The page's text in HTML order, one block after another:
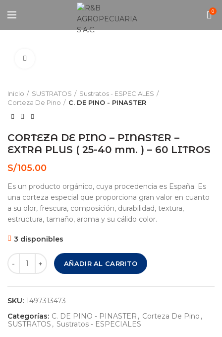
0
Inicio SUSTRATOS
Sustratos - ESPECIALES
Corteza De Pino
C. DE PINO - PINASTER
CORTEZA DE PINO – PINASTER –
EXTRA PLUS ( 25-40 mm. ) – 60 LITROS
S/105.00
Es un producto orgánico, cuya procedencia es España. Es
una corteza especial que proporciona gran valor en cuanto
a su olor, frescura, composición, durabilidad, textura,
estructura, tamaño, aroma y su cálido color.
3 disponibles
CORTEZA DE PINO – PINASTER - EXTRA PLUS ( 25-40 mm.
AÑADIR AL CARRITO
SKU: 1497313473
Categorías: C. DE PINO - PINASTER , Corteza De Pino ,
SUSTRATOS , Sustratos - ESPECIALES